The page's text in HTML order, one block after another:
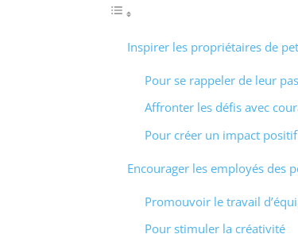
Inspirer les propriétaires de
Pour se rappeler de leur
Affronter les défis avec
Pour créer un impact positif
Encourager les employés des
Promouvoir le travail
Pour stimuler la créativité